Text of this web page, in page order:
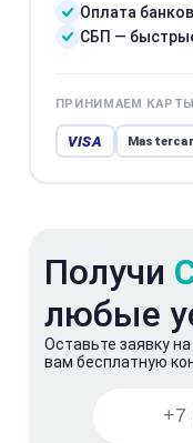
Оплата
СБП —
ПРИНИМАЕМ КАРТЫ
VISA
Получи
любые
Оставьте заявку
вам бесплатную